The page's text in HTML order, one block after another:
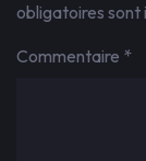
obligatoires sont
Commentaire *